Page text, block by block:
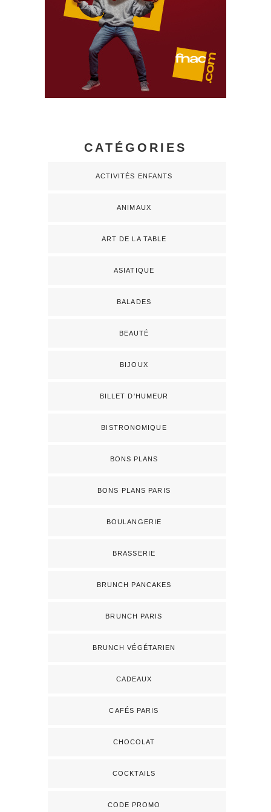
CATÉGORIES
ACTIVITÉS ENFANTS
ANIMAUX
ART DE LA TABLE
ASIATIQUE
BALADES
BEAUTÉ
BIJOUX
BILLET D'HUMEUR
BISTRONOMIQUE
BONS PLANS
BONS PLANS PARIS
BOULANGERIE
BRASSERIE
BRUNCH PANCAKES
BRUNCH PARIS
BRUNCH VÉGÉTARIEN
CADEAUX
CAFÉS PARIS
CHOCOLAT
COCKTAILS
CODE PROMO